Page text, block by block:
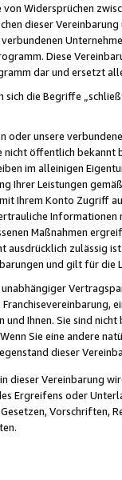
Widersprüchen
dieser
Diese
dar und ersetzt
die Begriffe
oder unsere
öffentlich
im alleinigen
Ihrer Leistungen
Ihrem Konto
Maßnahmen
ausdrücklich zulässig
und gilt für die
Ihnen. Sie sind
Sie eine andere
dieser
dieser Vereinbarung
Ergreifens oder
Vorschriften,